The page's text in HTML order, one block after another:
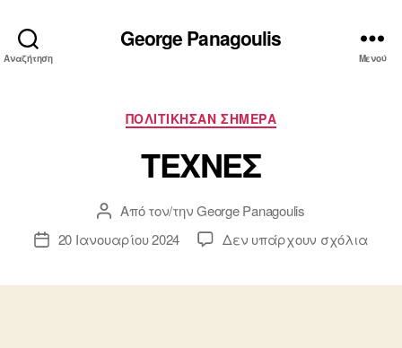
Αναζήτηση
George Panagoulis
Μενού
Κατηγορίες
ΠΟΛΙΤΙΚΗΣΑΝ ΣΗΜΕΡΑ
ΤΕΧΝΕΣ
Συντάκτης
άρθρου
Από τον/τηνGeorge Panagoulis
Ημ.20 Ιανουαρίου 2024 Δεν υπάρχουν σχόλιαστο